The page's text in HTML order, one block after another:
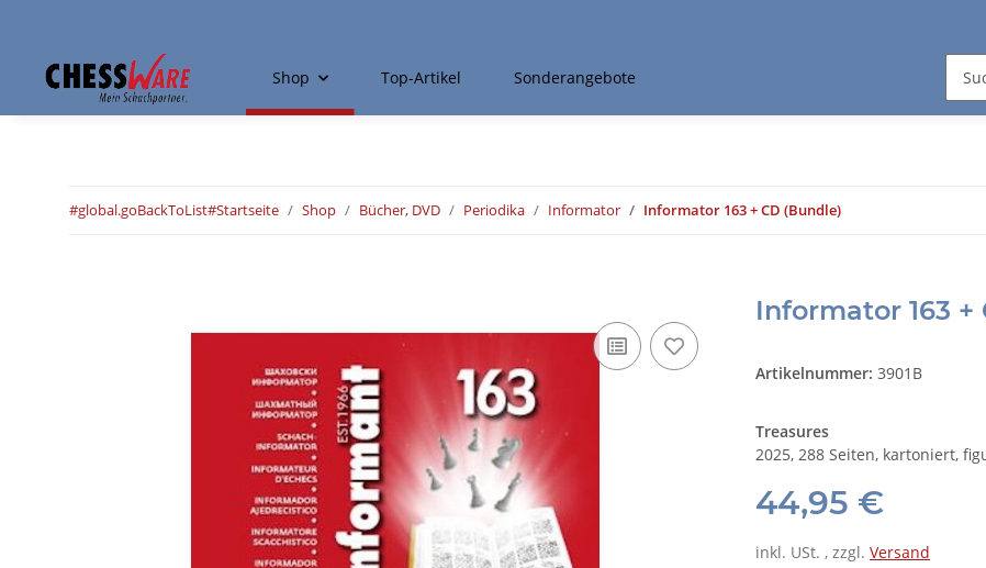
Shop Top-Artikel Sonderangebote
#global.goBackToList#Startseite Shop Bücher, DVD Periodika Informator Informator 163 + CD (Bundle)
Informator 163 +
Artikelnummer: 3901B
Treasures
2025, 288 Seiten, kartoniert,
44,95 €
inkl. USt. , zzgl. Versand